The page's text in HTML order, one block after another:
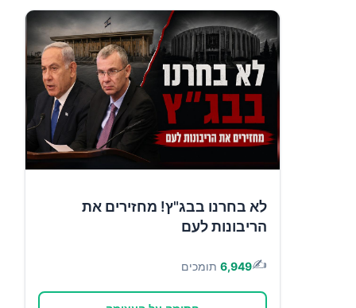
לא בחרנו בבג"ץ! מחזירים את
הריבונות לעם
✍️
6,949 תומכים